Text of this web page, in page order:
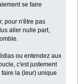
se faire
pour n'être pas
aller nulle part,
ou entendez aux
c'est justement
la (leur) unique